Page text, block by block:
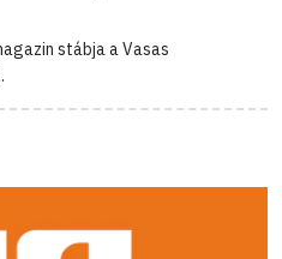
stábja a Vasas